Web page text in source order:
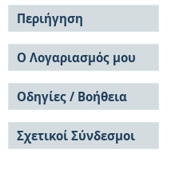
Περιήγηση
Σε όλο το DSpace
Κοινότητες & Συλλογές
Ανά Ημερομηνία
Έκδοσης
Συγγραφείς
Τίτλοι
Θέματα
Ο Λογαριασμός μου
Σύνδεση
Εγγραφή
Οδηγίες / Βοήθεια
Οδηγίες Υποβολής
Οδηγίες Χρήσης ΙΑ
Συχνές Ερωτήσεις
Σχετικοί Σύνδεσμοι